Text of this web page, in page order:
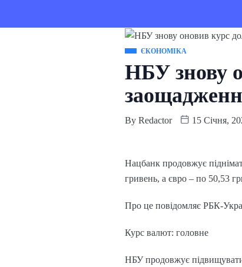
ЄКОНОМІКА
НБУ знову
By Redactor 15 Січня,
Нацбанк продовжує
гривень, а євро – по 50,53
Про це повідомляє РБК-
Курс валют: головне
НБУ продовжує